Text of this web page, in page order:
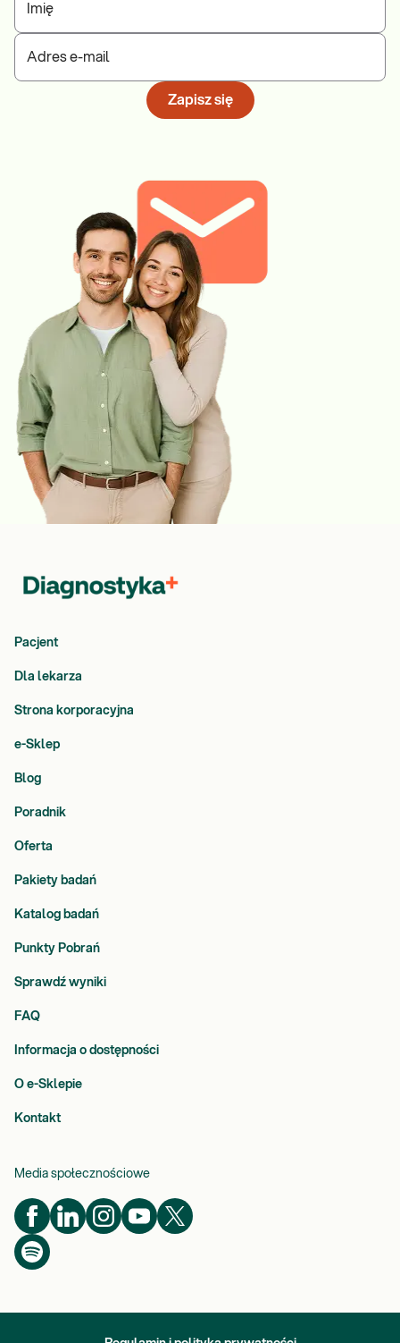
Imię
Adres e-mail
Zapisz się
Pacjent
Dla lekarza
Strona korporacyjna
e-Sklep
Blog
Poradnik
Oferta
Pakiety badań
Katalog badań
Punkty Pobrań
Sprawdź wyniki
FAQ
Informacja o dostępności
O e-Sklepie
Kontakt
Media społecznościowe